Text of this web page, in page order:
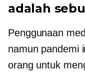
adalah
Penggunaan
namun pandemi
orang untuk